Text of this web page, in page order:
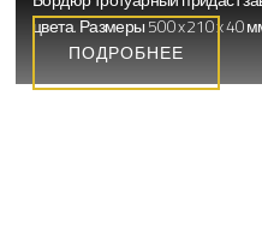
цвета. Размеры 500 x 210 x 40
ПОДРОБНЕЕ